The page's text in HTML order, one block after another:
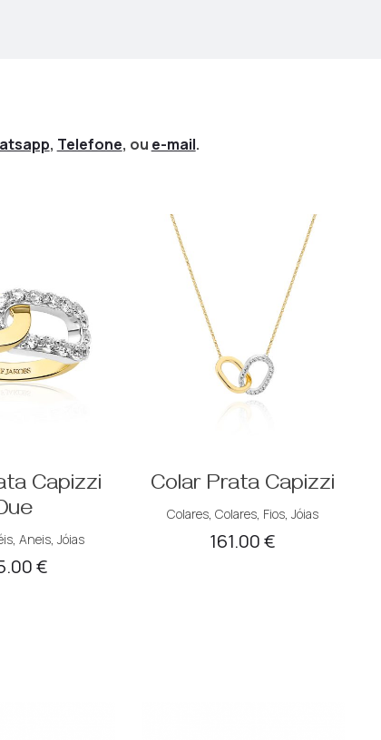
, Telefone, ou e-mail.
Capizzi
, Aneis, Jóias
€
Colar Prata Capizzi
Colares,Colares, Fios,Jóias
161.00€